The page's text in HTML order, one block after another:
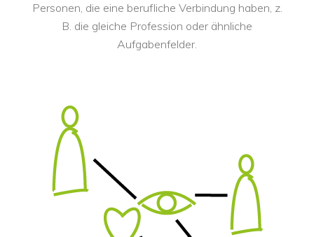
Personen, die eine berufliche Verbindung haben, z.
B. die gleiche Profession oder ähnliche
Aufgabenfelder.